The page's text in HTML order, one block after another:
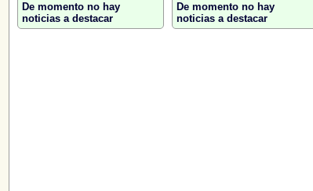
De momento no hay
noticias a destacar
De momento no hay
noticias a destacar